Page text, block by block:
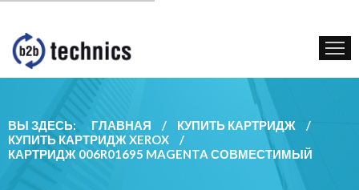
КУПИТЬ КАРТРИДЖ
ГОС. УЧРЕЖДЕНИЯМ
КОНТАКТЫ
ВЫ ЗДЕСЬ: ГЛАВНАЯ / КУПИТЬ КАРТРИДЖ
/
КУПИТЬ КАРТРИДЖ XEROX
/
КАРТРИДЖ 006R01695 MAGENTA СОВМЕСТИМЫЙ